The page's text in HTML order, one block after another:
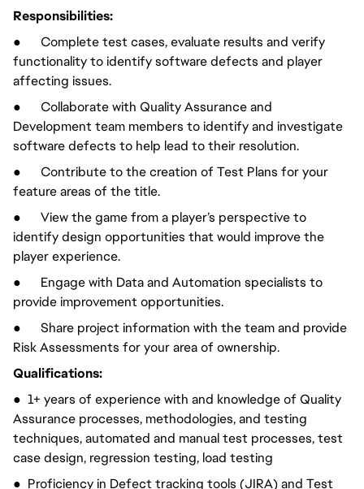
Responsibilities:
● Complete test cases, evaluate results and verify
functionality to identify software defects and player
affecting issues.
● Collaborate with Quality Assurance and
Development team members to identify and investigate
software defects to help lead to their resolution.
● Contribute to the creation of Test Plans for your
feature areas of the title.
● View the game from a player’s perspective to
identify design opportunities that would improve the
player experience.
● Engage with Data and Automation specialists to
provide improvement opportunities.
● Share project information with the team and provide
Risk Assessments for your area of ownership.
Qualifications:
● 1+ years of experience with and knowledge of Quality
Assurance processes, methodologies, and testing
techniques, automated and manual test processes, test
case design, regression testing, load testing
● Proficiency in Defect tracking tools (JIRA) and Test